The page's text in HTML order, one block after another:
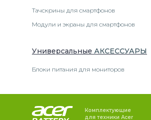
Тачскрины для смартфонов
Модули и экраны для смартфонов
Универсальные АКСЕССУАРЫ
Блоки питания для мониторов
Комплектующие
для техники Acer